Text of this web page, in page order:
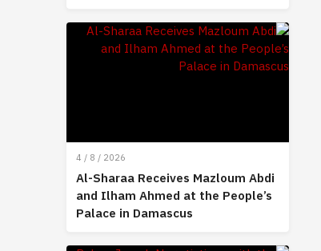
4 / 8 / 2026
Al-Sharaa Receives Mazloum Abdi
and Ilham Ahmed at the People’s
Palace in Damascus